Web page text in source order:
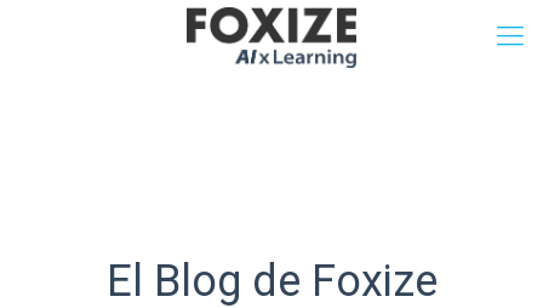
El Blog de Foxize